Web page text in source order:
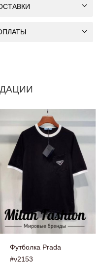
Футболка Prada
#v2153